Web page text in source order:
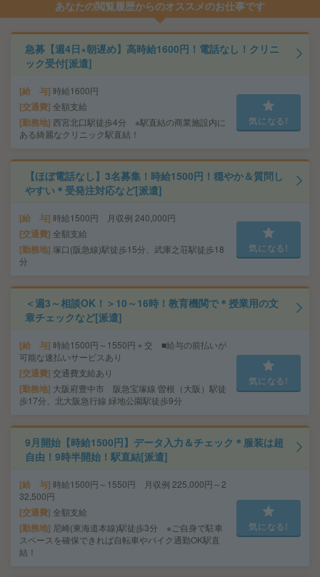
あなたの閲覧履歴からのオススメのお仕事です
急募【週4日×朝遅め】高時給1600円！電話なし！クリニ
ック受付[派遣]
給 与 時給1600円
交通費 全額支給
勤務地 西宮北口駅徒歩4分 ※駅直結の商業施設内に
ある綺麗なクリニック駅直結！
気になる!
【ほぼ電話なし】3名募集！時給1500円！穏やか＆質問し
やすい＊受発注対応など[派遣]
給 与 時給1500円 月収例 240,000円
交通費 全額支給
勤務地 塚口(阪急線)駅徒歩15分、武庫之荘駅徒歩18
分
気になる!
＜週3～相談OK！＞10～16時！教育機関で＊授業用の文
章チェックなど[派遣]
給 与 時給1500円～1550円＋交 ■給与の前払いが
可能な速払いサービスあり
交通費 交通費支給あり
勤務地 大阪府豊中市 阪急宝塚線 曽根（大阪）駅徒
歩17分、北大阪急行線 緑地公園駅徒歩9分
気になる!
9月開始【時給1500円】データ入力＆チェック＊服装は超
自由！9時半開始！駅直結[派遣]
給 与 時給1500円～1550円 月収例 225,000円～2
32,500円
交通費 全額支給
勤務地 尼崎(東海道本線)駅徒歩3分 ※ご自身で駐車
スペースを確保できれば自転車やバイク通勤OK駅直
結！
気になる!